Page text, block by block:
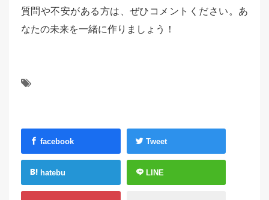
質問や不安がある方は、ぜひコメントください。あ
なたの未来を一緒に作りましょう！
facebook Tweet
hatebu LINE